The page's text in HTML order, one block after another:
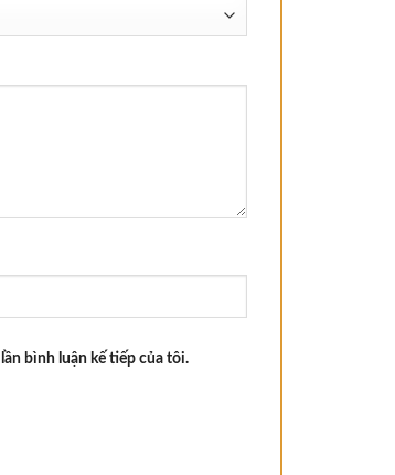
bình luận kế tiếp của tôi.